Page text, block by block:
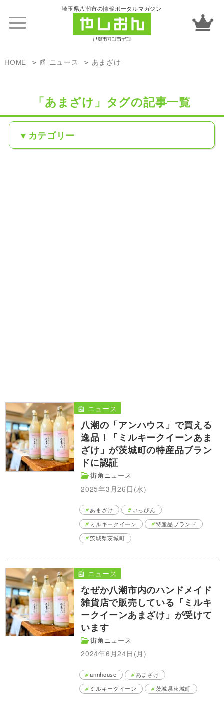
埼玉県八潮市の情報ポータルマガジン
HOME 📰 ニュース あまざけ
「あまざけ」タグの記事一覧
カテゴリー
八潮の「アンハウス」で買える
逸品！「ミルキークイーンあま
ざけ」が茨城町の特産品ブラン
ドに認証
街角ニュース
2025年3月26日(水)
📰 ニュース
あまざけ
いっぴん
ミルキークイーン
特産品ブランド
茨城県茨城町
なぜか八潮市内のハンドメイド
雑貨店で販売している「ミルキ
ークイーンあまざけ」が受けて
います
街角ニュース
2024年6月24日(月)
📰 ニュース
annhouse
あまざけ
ミルキークイーン
茨城県茨城町